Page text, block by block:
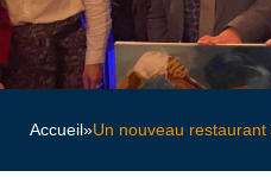
Accueil»Un nouveau restaurant